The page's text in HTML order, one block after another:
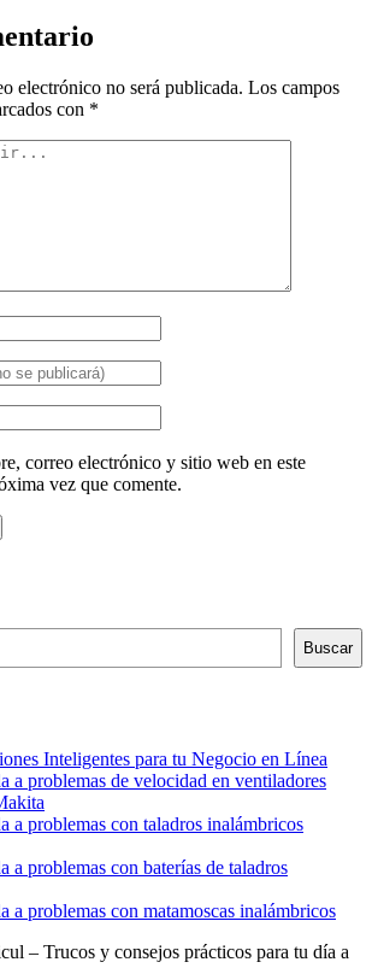
electrónico no será publicada. Los campos
con *
correo electrónico y sitio web en este
vez que comente.
Buscar
Inteligentes para tu Negocio en Línea
a problemas de velocidad en ventiladores
a problemas con taladros inalámbricos
a problemas con baterías de taladros
a problemas con matamoscas inalámbricos
– Trucos y consejos prácticos para tu día a